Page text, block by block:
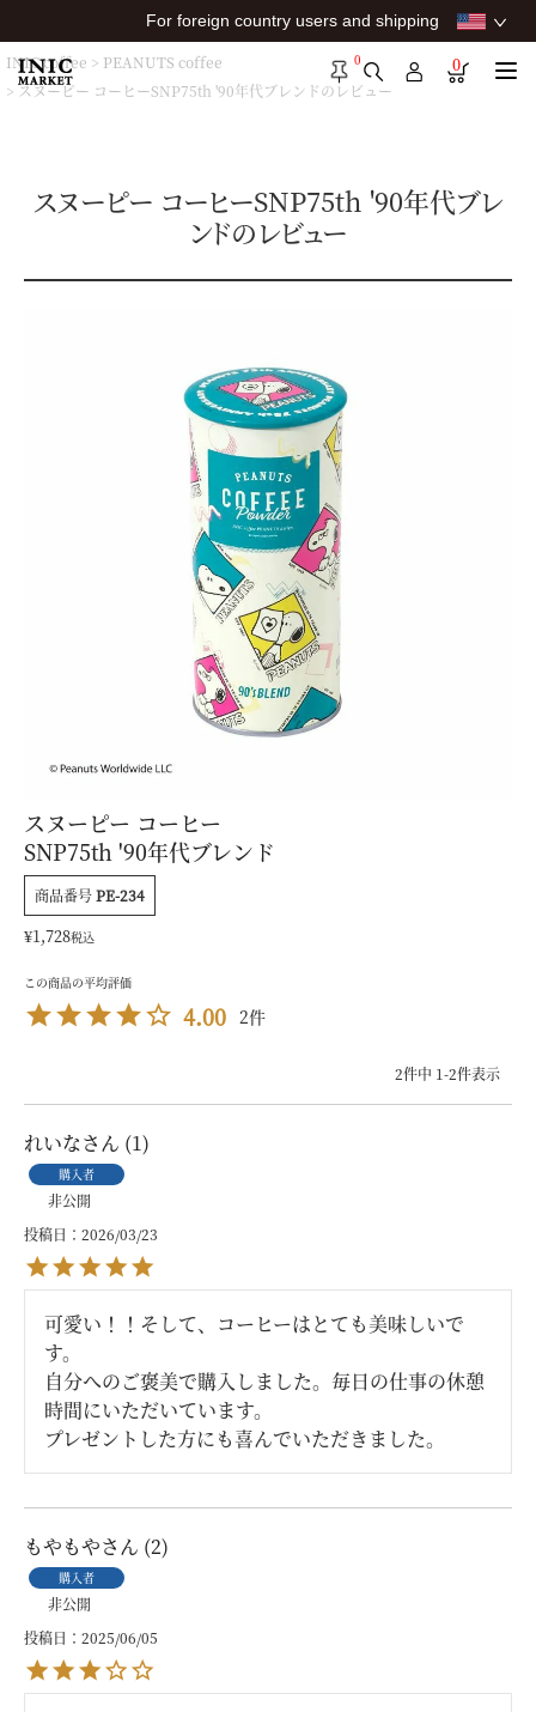
For foreign country users and shipping
0 0
INIC coffee
PEANUTS coffee
スヌーピー コーヒーSNP75th '90年代ブレンドのレビュー
スヌーピー コーヒーSNP75th '90年代ブレ
ンドのレビュー
スヌーピー コーヒー
SNP75th '90年代ブレンド
商品番号PE-234
¥1,728税込
4.00 2
2件中 1-2件表示
れいな 1
購入者
非公開
投稿日
2026/03/23
可愛い！！そして、コーヒーはとても美味しいで
す。
自分へのご褒美で購入しました。毎日の仕事の休憩
時間にいただいています。
プレゼントした方にも喜んでいただきました。
もやもや 2
購入者
非公開
投稿日
2025/06/05